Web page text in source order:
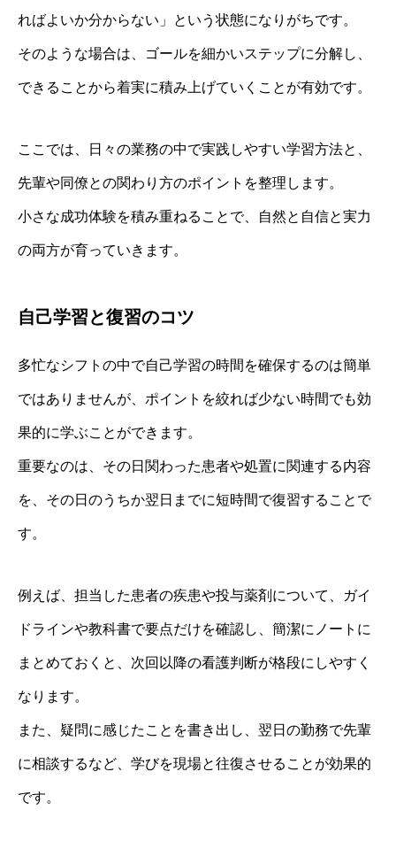
ればよいか分からない」という状態になりがちです。
そのような場合は、ゴールを細かいステップに分解し、
できることから着実に積み上げていくことが有効です。
ここでは、日々の業務の中で実践しやすい学習方法と、
先輩や同僚との関わり方のポイントを整理します。
小さな成功体験を積み重ねることで、自然と自信と実力
の両方が育っていきます。
自己学習と復習のコツ
多忙なシフトの中で自己学習の時間を確保するのは簡単
ではありませんが、ポイントを絞れば少ない時間でも効
果的に学ぶことができます。
重要なのは、その日関わった患者や処置に関連する内容
を、その日のうちか翌日までに短時間で復習することで
す。
例えば、担当した患者の疾患や投与薬剤について、ガイ
ドラインや教科書で要点だけを確認し、簡潔にノートに
まとめておくと、次回以降の看護判断が格段にしやすく
なります。
また、疑問に感じたことを書き出し、翌日の勤務で先輩
に相談するなど、学びを現場と往復させることが効果的
です。